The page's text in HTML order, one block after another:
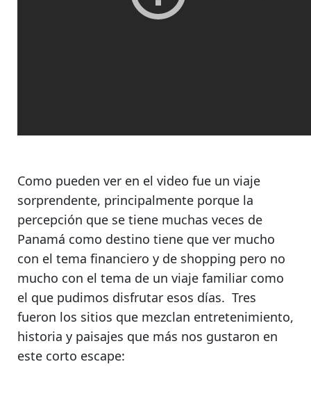
Como pueden ver en el video fue un viaje
sorprendente, principalmente porque la
percepción que se tiene muchas veces de
Panamá como destino tiene que ver mucho
con el tema financiero y de shopping pero no
mucho con el tema de un viaje familiar como
el que pudimos disfrutar esos días. Tres
fueron los sitios que mezclan entretenimiento,
historia y paisajes que más nos gustaron en
este corto escape: